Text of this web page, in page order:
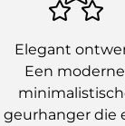
Elegant
Een
geurhanger die